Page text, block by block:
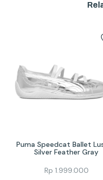
Puma Speedcat Ballet
Silver Feather Gray
Rp 1.999.000